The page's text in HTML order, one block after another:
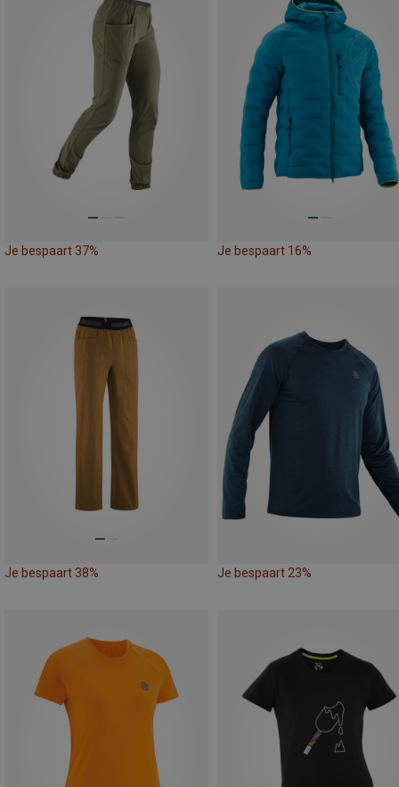
Je bespaart 37% Je bespaart 16%
Je bespaart 38% Je bespaart 23%